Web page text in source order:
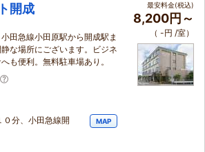
開成
田急線小田原駅から開成駅ま
な場所にございます。ビジネ
も便利。無料駐車場あり。
０分、小田急線開
MAP
最安料金(税込)
8,200円～
（ -円 /室）